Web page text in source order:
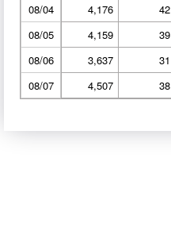
08/04
4,176 42
08/05
4,159 39
08/06
3,637 31
08/07
4,507 38